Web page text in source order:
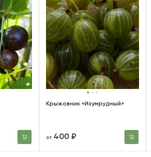
Крыжовник «Изумрудный»
от 400 ₽